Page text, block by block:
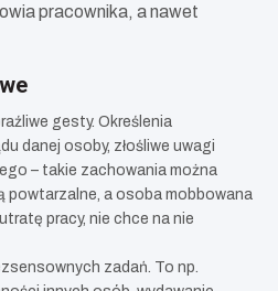
pracownika, a nawet
gesty. Określenia
danej osoby, złośliwe uwagi
– takie zachowania można
powtarzalne, a osoba mobbowana
pracy, nie chce na nie
zadań. To np.